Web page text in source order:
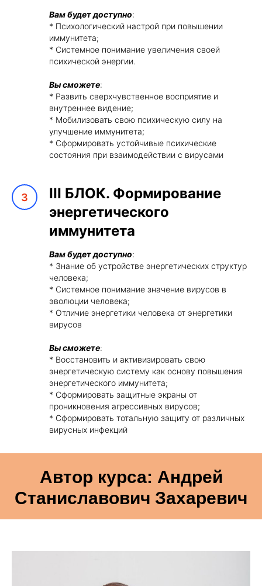
Вам будет доступно:
* Психологический настрой при повышении
иммунитета;
* Системное понимание увеличения своей
психической энергии.
Вы сможете:
* Развить сверхчувственное восприятие и
внутреннее видение;
* Мобилизовать свою психическую силу на
улучшение иммунитета;
* Сформировать устойчивые психические
состояния при взаимодействии с вирусами
III БЛОК. Формирование
энергетического
иммунитета
Вам будет доступно:
* Знание об устройстве энергетических структур
человека;
* Системное понимание значение вирусов в
эволюции человека;
* Отличие энергетики человека от энергетики
вирусов
Вы сможете:
* Восстановить и активизировать свою
энергетическую систему как основу повышения
энергетического иммунитета;
* Сформировать защитные экраны от
проникновения агрессивных вирусов;
* Сформировать тотальную защиту от различных
вирусных инфекций
Автор курса: Андрей
Станиславович Захаревич